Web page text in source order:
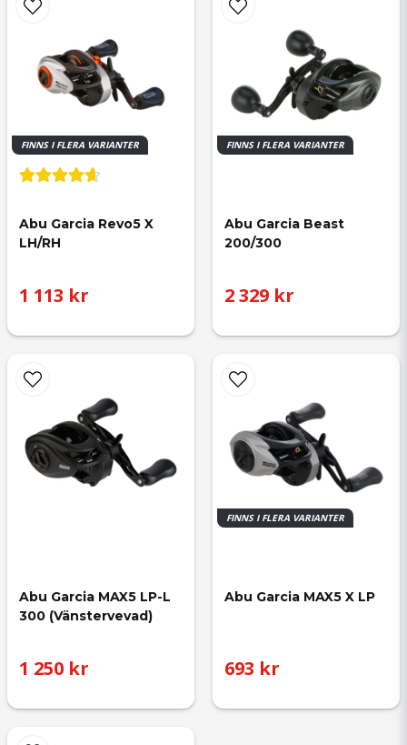
till vertikalfisket och en till borrefisket. Grym!!
FINNS I FLERA VARIANTER
Abu Garcia Revo5 X
LH/RH
1 113 kr
FINNS I FLERA VARIANTER
Abu Garcia Beast
200/300
2 329 kr
Abu Garcia MAX5 LP-L
300 (Vänstervevad)
1 250 kr
FINNS I FLERA VARIANTER
Abu Garcia MAX5 X LP
693 kr